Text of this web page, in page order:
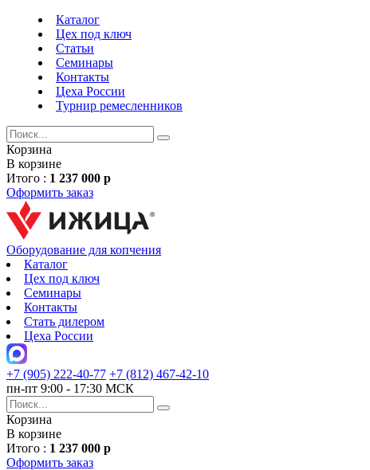
Каталог
Цех под ключ
Статьи
Семинары
Контакты
Цеха России
Турнир ремесленников
Корзина
В корзине
Итого : 1 237 000 р
Оформить заказ
Оборудование для копчения
Каталог
Цех под ключ
Семинары
Контакты
Стать дилером
Цеха России
+7 (905) 222-40-77 +7 (812) 467-42-10
пн-пт 9:00 - 17:30 МСК
Корзина
В корзине
Итого : 1 237 000 р
Оформить заказ